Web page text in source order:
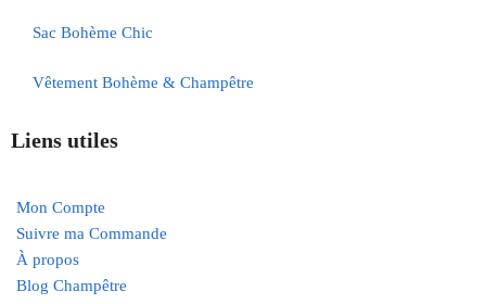
Sac Bohème Chic
Vêtement Bohème & Champêtre
Liens utiles
Mon Compte
Suivre ma Commande
À propos
Blog Champêtre